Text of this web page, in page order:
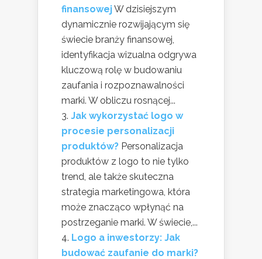
finansowejW dzisiejszym
dynamicznie rozwijającym się
świecie branży finansowej,
identyfikacja wizualna odgrywa
kluczową rolę w budowaniu
zaufania i rozpoznawalności
marki. W obliczu rosnącej...
Jak wykorzystać logo w
procesie personalizacji
produktów? Personalizacja
produktów z logo to nie tylko
trend, ale także skuteczna
strategia marketingowa, która
może znacząco wpłynąć na
postrzeganie marki. W świecie,...
Logo a inwestorzy: Jak
budować zaufanie do marki?